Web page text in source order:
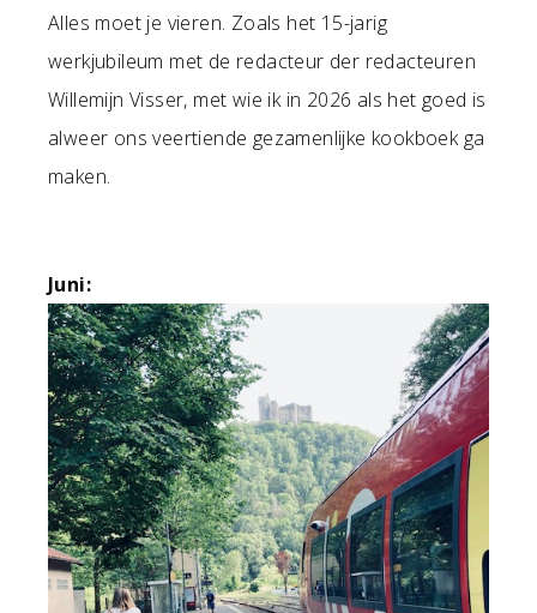
Alles moet je vieren. Zoals het 15-jarig
werkjubileum met de redacteur der redacteuren
Willemijn Visser, met wie ik in 2026 als het goed is
alweer ons veertiende gezamenlijke kookboek ga
maken.
Juni: